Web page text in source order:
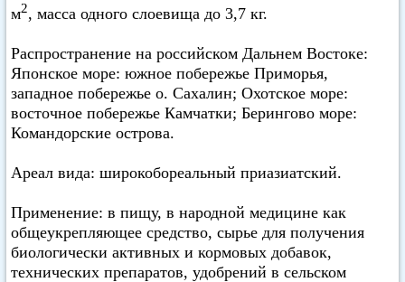
м2, масса одного слоевища до 3,7 кг.
Распространение на российском Дальнем Востоке:
Японское море: южное побережье Приморья,
западное побережье о. Сахалин; Охотское море:
восточное побережье Камчатки; Берингово море:
Командорские острова.
Ареал вида: широкобореальный приазиатский.
Применение: в пищу, в народной медицине как
общеукрепляющее средство, сырье для получения
биологически активных и кормовых добавок,
технических препаратов, удобрений в сельском